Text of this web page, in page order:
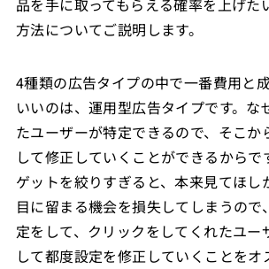
品を手に取ってもらえる確率を上げた
方法についてご説明します。
4種類の広告タイプの中で一番費用と
いいのは、運用型広告タイプです。な
たユーザーが特定できるので、そこか
して修正していくことができるからで
ゲットを絞りすぎると、本来見てほし
目に留まる機会を損失してしまうので
定をして、クリックをしてくれたユー
して都度設定を修正していくことをオ